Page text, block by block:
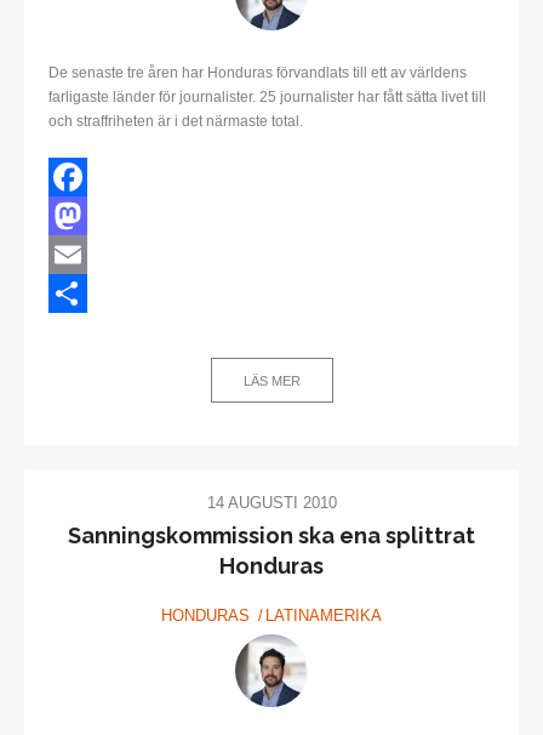
De senaste tre åren har Honduras förvandlats till ett av världens
farligaste länder för journalister. 25 journalister har fått sätta livet till
och straffriheten är i det närmaste total.
Facebook
Mastodon
Email
LÄS MER
14 AUGUSTI 2010
Sanningskommission ska ena splittrat
Honduras
HONDURAS LATINAMERIKA